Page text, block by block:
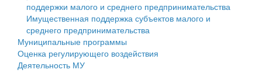
Деятельность МУ
Нормативы градостроительного проектирования
Правила землепользования и застройки
поддержки малого и среднего предпринимательства
Имущественная поддержка субъектов малого и
среднего предпринимательства
Муниципальные программы
Оценка регулирующего воздействия
Деятельность МУ